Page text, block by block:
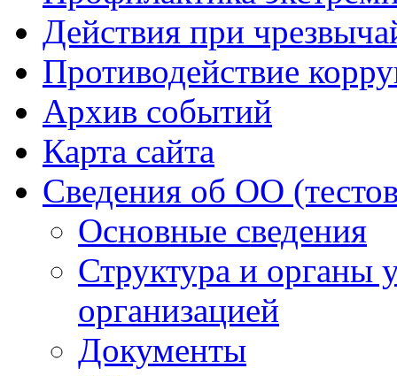
Действия при
Противодействие
Архив событий
Карта сайта
Сведения об ОО
Основные сведения
Структура и органы
организацией
Документы